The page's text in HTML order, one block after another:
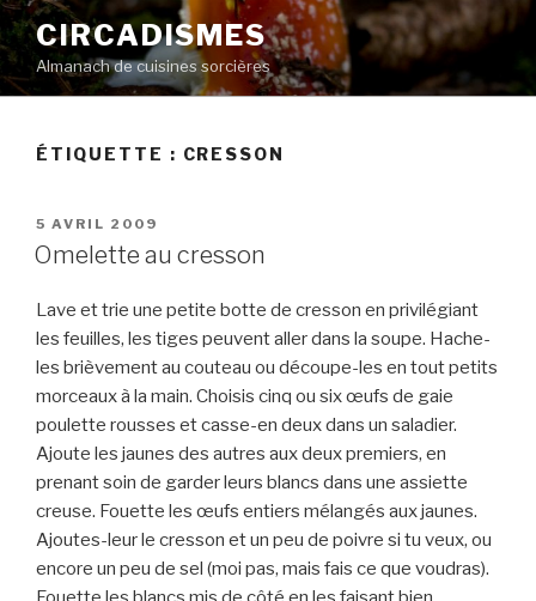
Aller
au
contenu
principal
CIRCADISMES
Almanach de cuisines sorcières
ÉTIQUETTE : CRESSON
PUBLIÉ
LE
5 AVRIL 2009
Omelette au cresson
Lave et trie une petite botte de cresson en privilégiant
les feuilles, les tiges peuvent aller dans la soupe. Hache-
les brièvement au couteau ou découpe-les en tout petits
morceaux à la main. Choisis cinq ou six œufs de gaie
poulette rousses et casse-en deux dans un saladier.
Ajoute les jaunes des autres aux deux premiers, en
prenant soin de garder leurs blancs dans une assiette
creuse. Fouette les œufs entiers mélangés aux jaunes.
Ajoutes-leur le cresson et un peu de poivre si tu veux, ou
encore un peu de sel (moi pas, mais fais ce que voudras).